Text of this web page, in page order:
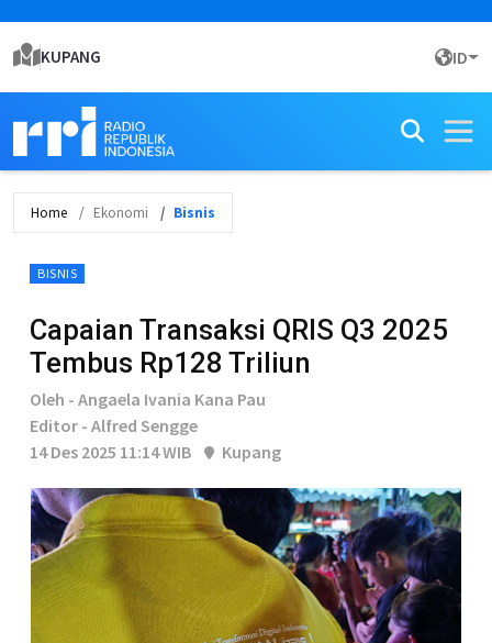
KUPANG ID
Home Ekonomi Bisnis
BISNIS
Capaian Transaksi QRIS Q3 2025
Tembus Rp128 Triliun
Oleh - Angaela Ivania Kana Pau
Editor - Alfred Sengge
14 Des 2025 11:14 WIB
Kupang